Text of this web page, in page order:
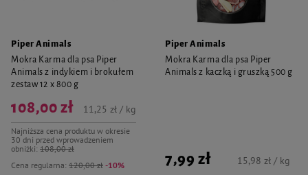
Piper Animals
Mokra Karma dla psa Piper
Animals z indykiem i brokułem
zestaw 12 x 800 g
Cena regularna: 120,00 zł -10%
108,00 zł
Najniższa cena produktu w okresie
30 dni przed wprowadzeniem
obniżki: 108,00 zł
11,25 zł / kg
Piper Animals
Mokra Karma dla psa Piper
Animals z kaczką i gruszką 500 g
7,99 zł 15,98 zł / kg